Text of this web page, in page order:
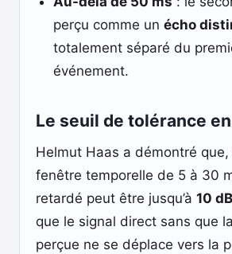
perçu comme un écho
totalement séparé du
événement.
Le seuil de tolérance
Helmut Haas a démontré
fenêtre temporelle de 5 à 30
retardé peut être jusqu’à 10
que le signal direct sans que
perçue ne se déplace vers la